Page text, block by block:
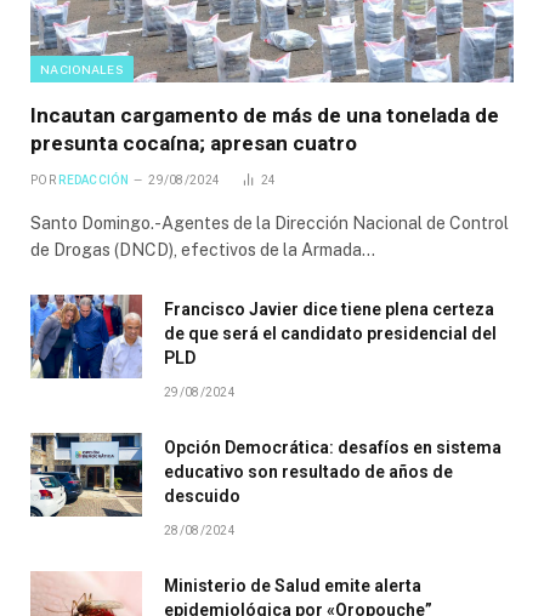
NACIONALES
Incautan cargamento de más de una tonelada de
presunta cocaína; apresan cuatro
POR REDACCIÓN 29/08/2024 24
Santo Domingo.-Agentes de la Dirección Nacional de Control
de Drogas (DNCD), efectivos de la Armada…
Francisco Javier dice tiene plena certeza
de que será el candidato presidencial del
PLD
29/08/2024
Opción Democrática: desafíos en sistema
educativo son resultado de años de
descuido
28/08/2024
Ministerio de Salud emite alerta
epidemiológica por «Oropouche”